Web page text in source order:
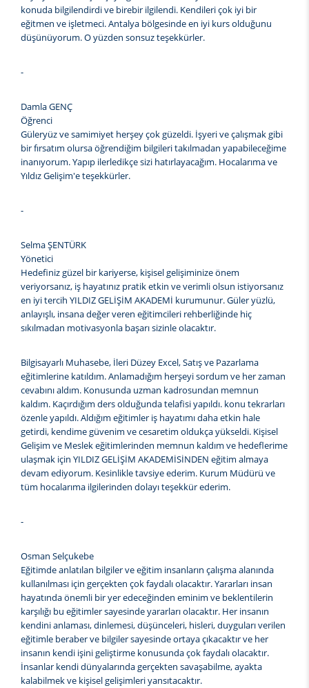
konuda bilgilendirdi ve birebir ilgilendi. Kendileri çok iyi bir
eğitmen ve işletmeci. Antalya bölgesinde en iyi kurs olduğunu
düşünüyorum. O yüzden sonsuz teşekkürler.
-
Damla GENÇ
Öğrenci
Güleryüz ve samimiyet herşey çok güzeldi. İşyeri ve çalışmak gibi
bir fırsatım olursa öğrendiğim bilgileri takılmadan yapabileceğime
inanıyorum. Yapıp ilerledikçe sizi hatırlayacağım. Hocalarıma ve
Yıldız Gelişim'e teşekkürler.
-
Selma ŞENTÜRK
Yönetici
Hedefiniz güzel bir kariyerse, kişisel gelişiminize önem
veriyorsanız, iş hayatınız pratik etkin ve verimli olsun istiyorsanız
en iyi tercih YILDIZ GELİŞİM AKADEMİ kurumunur. Güler yüzlü,
anlayışlı, insana değer veren eğitimcileri rehberliğinde hiç
sıkılmadan motivasyonla başarı sizinle olacaktır.
Bilgisayarlı Muhasebe, İleri Düzey Excel, Satış ve Pazarlama
eğitimlerine katıldım. Anlamadığım herşeyi sordum ve her zaman
cevabını aldım. Konusunda uzman kadrosundan memnun
kaldım. Kaçırdığım ders olduğunda telafisi yapıldı. konu tekrarları
özenle yapıldı. Aldığım eğitimler iş hayatımı daha etkin hale
getirdi, kendime güvenim ve cesaretim oldukça yükseldi. Kişisel
Gelişim ve Meslek eğitimlerinden memnun kaldım ve hedeflerime
ulaşmak için YILDIZ GELİŞİM AKADEMİSİNDEN eğitim almaya
devam ediyorum. Kesinlikle tavsiye ederim. Kurum Müdürü ve
tüm hocalarıma ilgilerinden dolayı teşekkür ederim.
-
Osman Selçukebe
Eğitimde anlatılan bilgiler ve eğitim insanların çalışma alanında
kullanılması için gerçekten çok faydalı olacaktır. Yararları insan
hayatında önemli bir yer edeceğinden eminim ve beklentilerin
karşılığı bu eğitimler sayesinde yararları olacaktır. Her insanın
kendini anlaması, dinlemesi, düşünceleri, hisleri, duyguları verilen
eğitimle beraber ve bilgiler sayesinde ortaya çıkacaktır ve her
insanın kendi işini geliştirme konusunda çok faydalı olacaktır.
İnsanlar kendi dünyalarında gerçekten savaşabilme, ayakta
kalabilmek ve kişisel gelişimleri yansıtacaktır.